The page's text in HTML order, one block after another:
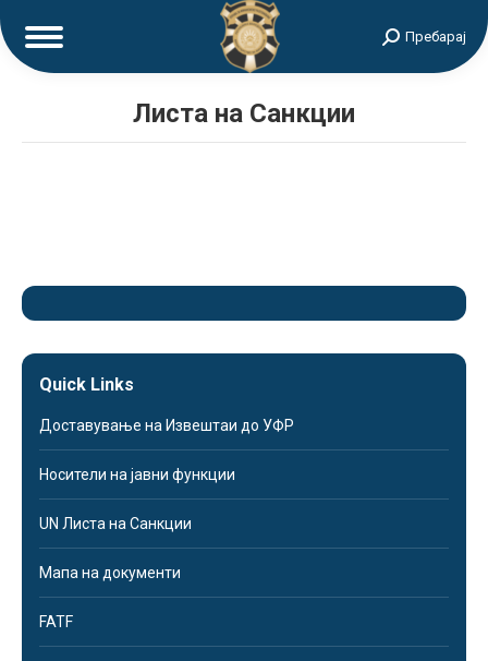
Search:Пребарај
Листа на Санкции
Quick Links
Доставување на Извештаи до УФР
Носители на јавни функции
UN Листа на Санкции
Мапа на документи
FATF